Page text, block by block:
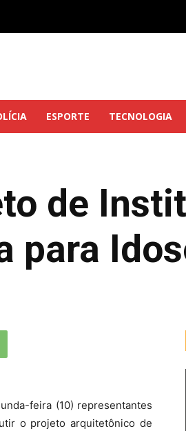
ESPORTE TECNOLOGIA
de
para
feira (10) representantes
o projeto arquitetônico de